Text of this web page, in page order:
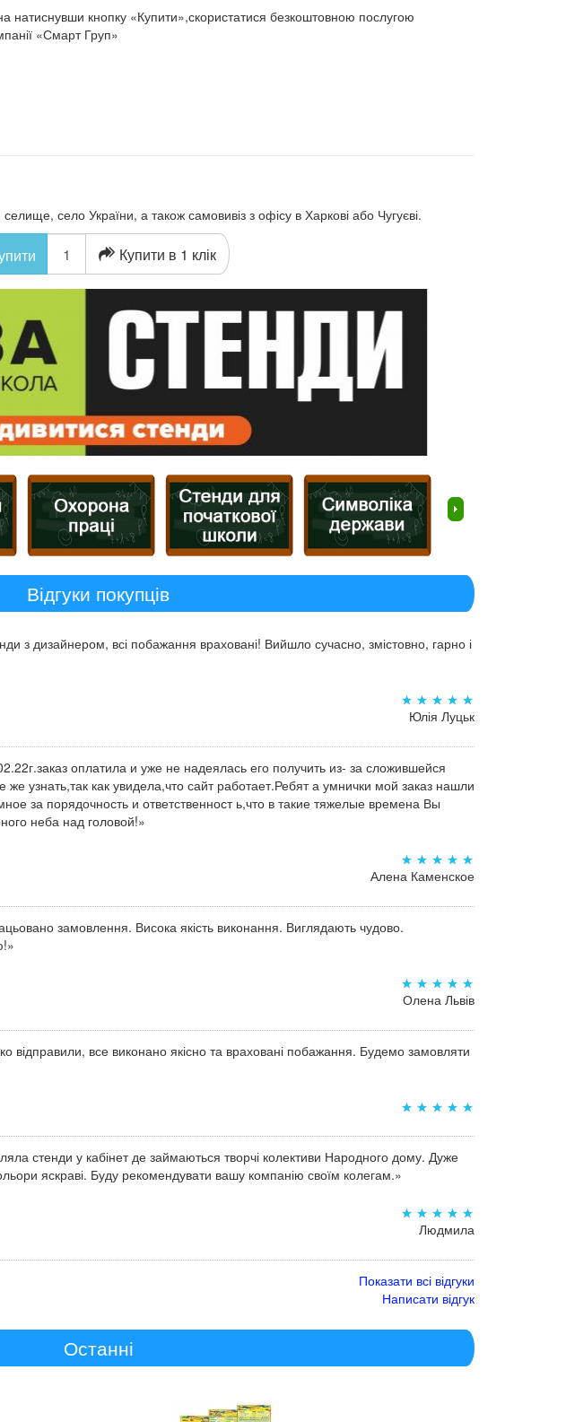
кнопку «Купити»,скористатися безкоштовною послугою
«Смарт Груп»
село України, а також самовивіз з офісу в Харкові або Чугуєві.
Купити в 1 клік
Відгуки покупців
з дизайнером, всі побажання враховані! Вийшло сучасно, змістовно, гарно і
Юлія Луцьк
оплатила и уже не надеялась его получить из- за сложившейся
узнать,так как увидела,что сайт работает.Ребят а умнички мой заказ нашли
за порядочность и ответственност ь,что в такие тяжелые времена Вы
неба над головой!»
Алена Каменское
замовлення. Висока якість виконання. Виглядають чудово.
Олена Львів
відправили, все виконано якісно та враховані побажання. Будемо замовляти
стенди у кабінет де займаються творчі колективи Народного дому. Дуже
яскраві. Буду рекомендувати вашу компанію своїм колегам.»
Людмила
Показати всі відгуки
Написати відгук
Останні